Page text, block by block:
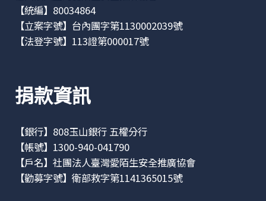
【統編】80034864
【立案字號】台內團字第1130002039號
【法登字號】113證第000017號
捐款資訊
【銀行】808玉山銀行 五權分行
【帳號】1300-940-041790
【戶名】社團法人臺灣愛陌生安全推廣協會
【勸募字號】衛部救字第1141365015號